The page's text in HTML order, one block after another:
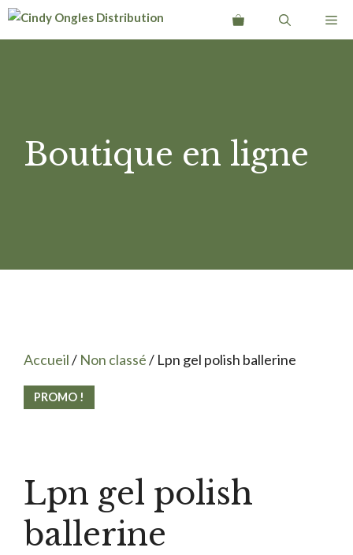
Aller
Boutique en ligne
Accueil/ Non classé/ Lpn gel polish ballerine
PROMO !
Lpn gel polish
ballerine